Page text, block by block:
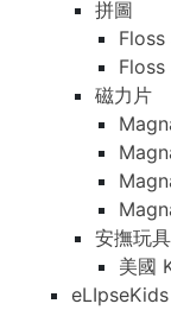
拼圖
Floss
Floss
磁力片
安撫玩具
美國